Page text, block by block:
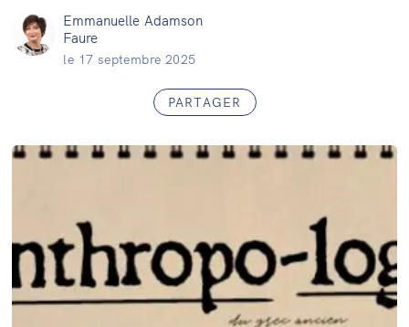
Emmanuelle Adamson
Faure
le 17 septembre 2025
PARTAGER